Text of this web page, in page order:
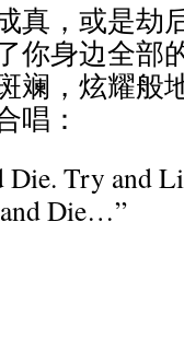
真，或是劫
你身边全部
斓，炫耀般
唱：
Die. Try and
and Die…”